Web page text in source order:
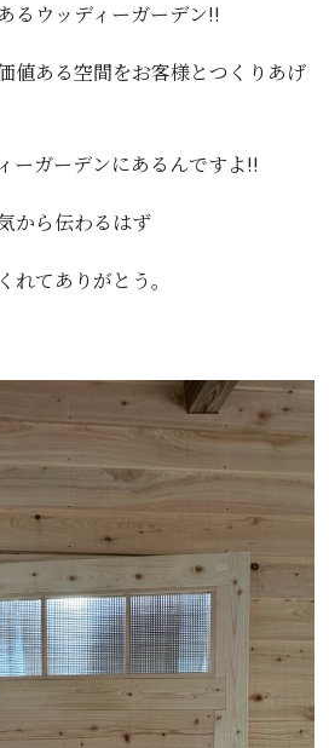
るウッディーガーデン!!
値ある空間をお客様とつくりあげ
ーガーデンにあるんですよ!!
から伝わるはず
てありがとう。